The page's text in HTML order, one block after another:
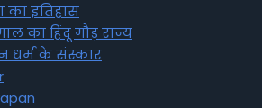
का इतिहास
का हिंदू गौड़ राज्य
धर्म के संस्कार